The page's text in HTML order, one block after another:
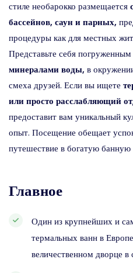
стиле необарокко размещается
бассейнов, саун и парных,
процедуры как для местных
Представьте себя погруженным
минералами воды, в
смеха друзей. Если вы ищете
или просто расслабляющий
предоставит вам уникальный
опыт. Посещение обещает
путешествие в богатую банную
Главное
Один из крупнейших и
термальных ванн в
величественном дворце в